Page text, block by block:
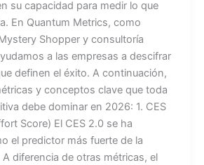
su capacidad para medir lo que
En Quantum Metrics, como
Shopper y consultoría
a las empresas a descifrar
definen el éxito. A continuación,
y conceptos clave que toda
debe dominar en 2026: 1. CES
Score) El CES 2.0 se ha
el predictor más fuerte de la
diferencia de otras métricas, el